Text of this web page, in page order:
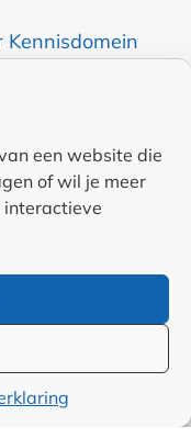
een website die
of wil je meer
interactieve
Kennisdomein
Nieuwsfeed